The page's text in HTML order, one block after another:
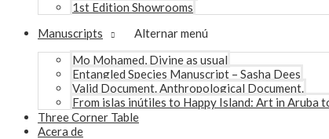
1st Edition Showrooms
Manuscripts
Alternar menú
Mo Mohamed, Divine as usual
Entangled Species Manuscript – Sasha Dees
Valid Document. Anthropological Document.
From islas inútiles to Happy Island: Art in Aruba
Three Corner Table
Acera de